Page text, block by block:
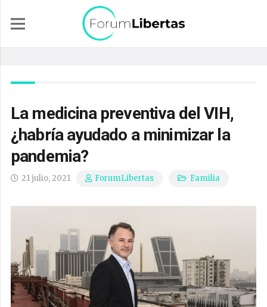
La medicina preventiva del VIH,
¿habría ayudado a minimizar la
pandemia?
21 julio, 2021 ForumLibertas Familia